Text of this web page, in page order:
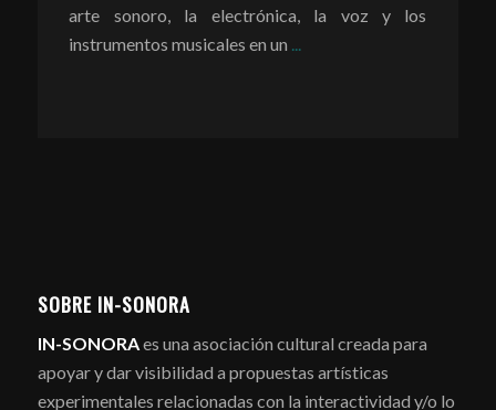
arte sonoro, la electrónica, la voz y los
instrumentos musicales en un ...
SOBRE IN-SONORA
IN-SONORAes una asociación cultural creada para
apoyar y dar visibilidad a propuestas artísticas
experimentales relacionadas con la interactividad y/o lo